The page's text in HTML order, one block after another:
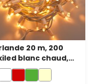
20 m, 200
blanc chaud,
blanc,
IP67